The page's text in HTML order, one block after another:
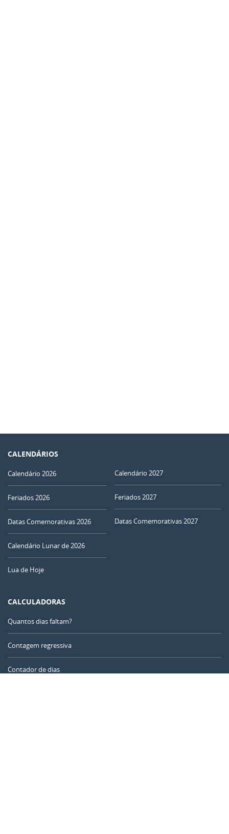
CALENDÁRIOS
Calendário 2026
Feriados 2026
Datas Comemorativas 2026
Calendário Lunar de 2026
Lua de Hoje
Calendário 2027
Feriados 2027
Datas Comemorativas 2027
CALCULADORAS
Quantos dias faltam?
Contagem regressiva
Contador de dias